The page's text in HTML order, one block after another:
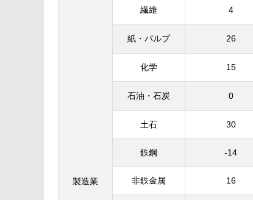
製造業
繊維 4
紙・パルプ 26
化学 15
石油・石炭 0
土石 30
鉄鋼 -14
非鉄金属 16